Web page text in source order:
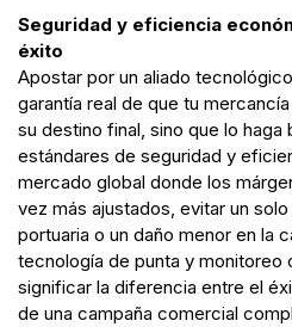
Seguridad y eficiencia
éxito
Apostar por un aliado
garantía real de que tu
su destino final, sino que lo
estándares de seguridad y
mercado global donde los
vez más ajustados, evitar un
portuaria o un daño menor en la
tecnología de punta y
significar la diferencia entre el
de una campaña comercial